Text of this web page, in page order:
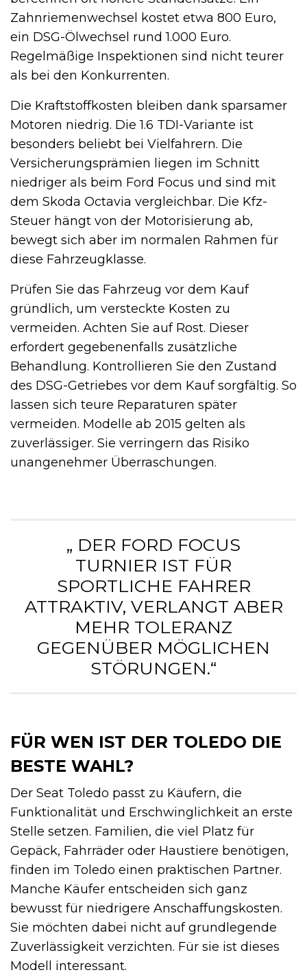
Zahnriemenwechsel kostet etwa 800 Euro,
ein DSG-Ölwechsel rund 1.000 Euro.
Regelmäßige Inspektionen sind nicht teurer
als bei den Konkurrenten.
Die Kraftstoffkosten bleiben dank sparsamer
Motoren niedrig. Die 1.6 TDI-Variante ist
besonders beliebt bei Vielfahrern. Die
Versicherungsprämien liegen im Schnitt
niedriger als beim Ford Focus und sind mit
dem Skoda Octavia vergleichbar. Die Kfz-
Steuer hängt von der Motorisierung ab,
bewegt sich aber im normalen Rahmen für
diese Fahrzeugklasse.
Prüfen Sie das Fahrzeug vor dem Kauf
gründlich, um versteckte Kosten zu
vermeiden. Achten Sie auf Rost. Dieser
erfordert gegebenenfalls zusätzliche
Behandlung. Kontrollieren Sie den Zustand
des DSG-Getriebes vor dem Kauf sorgfältig. So
lassen sich teure Reparaturen später
vermeiden. Modelle ab 2015 gelten als
zuverlässiger. Sie verringern das Risiko
unangenehmer Überraschungen.
„ DER FORD FOCUS
TURNIER IST FÜR
SPORTLICHE FAHRER
ATTRAKTIV, VERLANGT ABER
MEHR TOLERANZ
GEGENÜBER MÖGLICHEN
STÖRUNGEN.“
FÜR WEN IST DER TOLEDO DIE
BESTE WAHL?
Der Seat Toledo passt zu Käufern, die
Funktionalität und Erschwinglichkeit an erste
Stelle setzen. Familien, die viel Platz für
Gepäck, Fahrräder oder Haustiere benötigen,
finden im Toledo einen praktischen Partner.
Manche Käufer entscheiden sich ganz
bewusst für niedrigere Anschaffungskosten.
Sie möchten dabei nicht auf grundlegende
Zuverlässigkeit verzichten. Für sie ist dieses
Modell interessant.